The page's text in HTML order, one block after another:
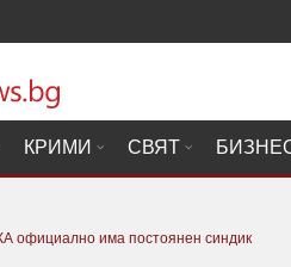
КРИМИ СВЯТ
официално има постоянен синдик